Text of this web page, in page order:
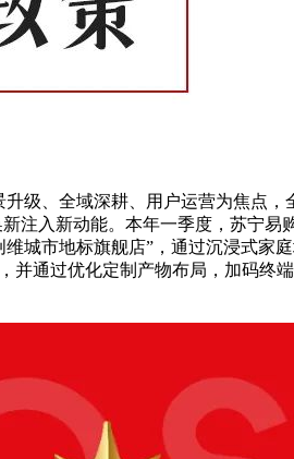
、全域深耕、用户运营为焦点，
注入新动能。本年一季度，苏宁
城市地标旗舰店”，通过沉浸式
通过优化定制产物布局，加码终